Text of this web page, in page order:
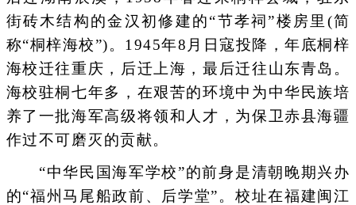
街砖木结构的金汉初修建的“节孝祠”楼房里(简
称“桐梓海校”)。1945年8月日寇投降，年底桐梓
海校迁往重庆，后迁上海，最后迁往山东青岛。
海校驻桐七年多，在艰苦的环境中为中华民族培
养了一批海军高级将领和人才，为保卫赤县海疆
作过不可磨灭的贡献。
“中华民国海军学校”的前身是清朝晚期兴办
的“福州马尾船政前、后学堂”。校址在福建闽江